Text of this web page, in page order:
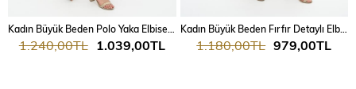
1.039,00TL
1.240,00TL
Kadın Büyük Beden Fırfır Detaylı Elbise 5176-23
979,00TL
1.180,00TL